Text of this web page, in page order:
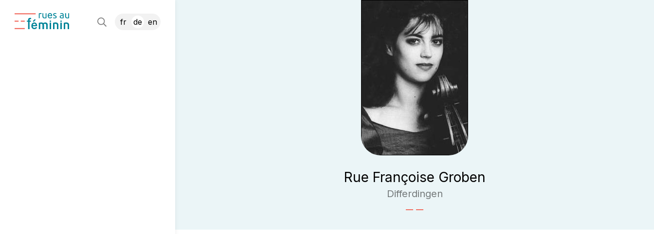
fr de en
Rue Françoise Groben
Differdingen